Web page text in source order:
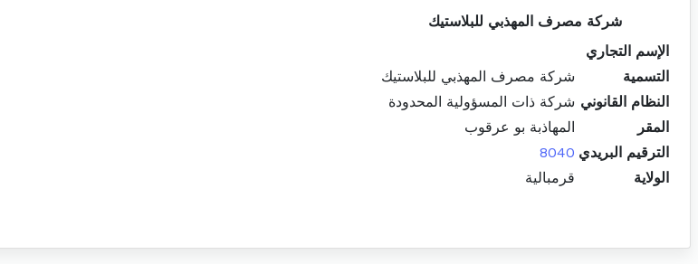
شركة مصرف المهذبي للبلاستيك
الإسم التجاري
التسمية
شركة مصرف المهذبي للبلاستيك
النظام القانوني شركة ذات المسؤولية المحدودة
المقر
المهاذبة بو عرقوب
الترقيم البريدي 8040
الولاية
قرمبالية